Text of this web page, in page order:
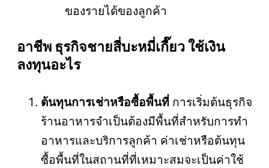
ของรายได้ของลูกค้า
อาชีพ ธุรกิจชายสี่บะหมี่เกี๊ยว ใช้เงิน
ลงทุนอะไร
ต้นทุนการเช่าหรือซื้อพื้นที่ การเริ่มต้นธุรกิจ
ร้านอาหารจำเป็นต้องมีพื้นที่สำหรับการทำ
อาหารและบริการลูกค้า ค่าเช่าหรือต้นทุน
ซื้อพื้นที่ในสถานที่ที่เหมาะสมจะเป็นค่าใช้